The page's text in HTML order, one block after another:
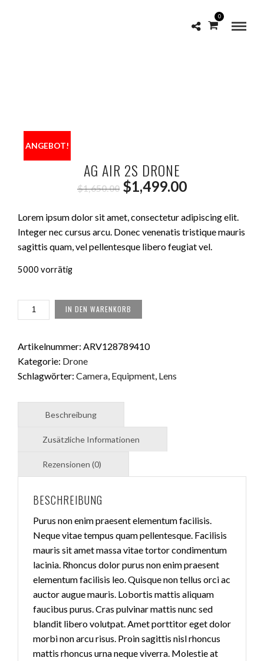
0
ANGEBOT!
AG AIR 2S DRONE
$1,650.00 Ursprünglicher
war:
$1,650.00
$1,499.00Aktueller
ist:
$1,499.00.
Lorem ipsum dolor sit amet, consectetur adipiscing elit.
Integer nec cursus arcu. Donec venenatis tristique mauris
sagittis quam, vel pellentesque libero feugiat vel.
5000 vorrätig
AIR
MENGE
IN DEN WARENKORB
Artikelnummer: ARV128789410
Kategorie: Drone
Schlagwörter: Camera Equipment Lens
BESCHREIBUNG
Purus non enim praesent elementum facilisis.
Neque vitae tempus quam pellentesque. Facilisis
mauris sit amet massa vitae tortor condimentum
lacinia. Rhoncus dolor purus non enim praesent
elementum facilisis leo. Quisque non tellus orci ac
auctor augue mauris. Lobortis mattis aliquam
faucibus purus. Cras pulvinar mattis nunc sed
blandit libero volutpat. Amet porttitor eget dolor
morbi non arcu risus. Proin sagittis nisl rhoncus
mattis rhoncus urna neque viverra. Molestie at